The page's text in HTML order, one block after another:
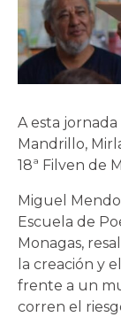
A esta jornada
Mandrillo,
18ª Filven de
Miguel
Escuela de
Monagas,
la creación y
frente a un
corren el